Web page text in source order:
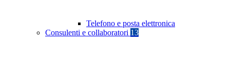
Telefono e posta elettronica
Consulenti e collaboratori 13